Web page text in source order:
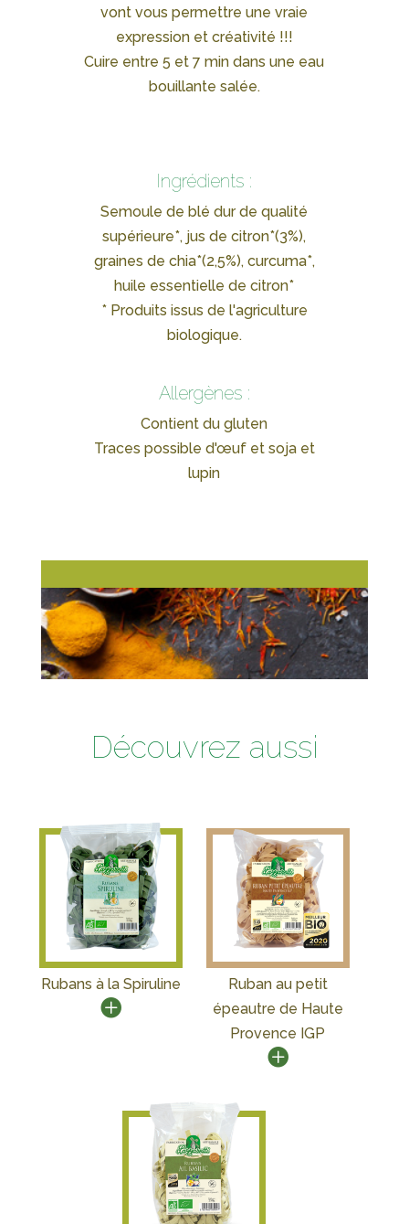
vont vous permettre une vraie
expression et créativité !!!
Cuire entre 5 et 7 min dans une eau
bouillante salée.
Ingrédients :
Semoule de blé dur de qualité
supérieure*, jus de citron*(3%),
graines de chia*(2,5%), curcuma*,
huile essentielle de citron*
* Produits issus de l'agriculture
biologique.
Allergènes :
Contient du gluten
Traces possible d'œuf et soja et
lupin
Découvrez aussi
Rubans à la Spiruline
Ruban au petit
épeautre de Haute
Provence IGP